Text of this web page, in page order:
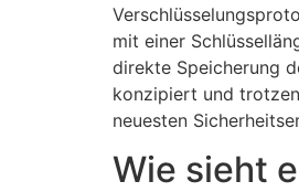
mit einer
direkte Speicherung
konzipiert und
neuesten
Wie sieht